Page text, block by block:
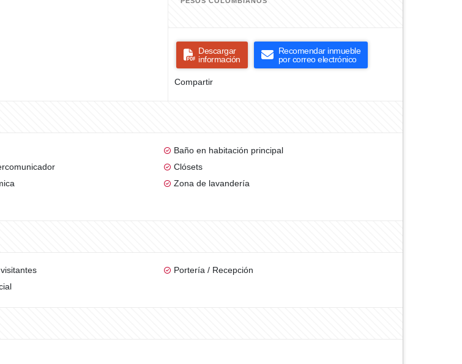
Descargar
información
Recomendar inmueble
por correo electrónico
Compartir
Baño en habitación principal
Clósets
Zona de lavandería
Portería / Recepción